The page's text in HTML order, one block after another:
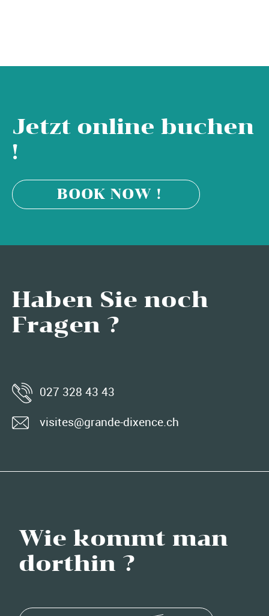
Jetzt online buchen
!
BOOK NOW !
Haben Sie noch
Fragen ?
027 328 43 43
visites@grande-dixence.ch
Wie kommt man
dorthin ?